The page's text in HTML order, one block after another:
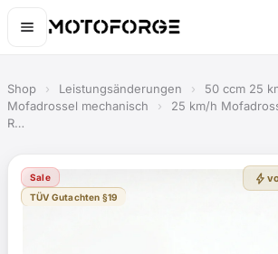
Shop › Leistungsänderungen › 50 ccm 25
Mofadrossel mechanisch
›
25 km/h
R…
Sale
TÜV Gutachten §19
bolt